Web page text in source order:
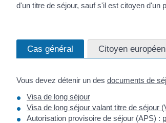
d'un titre de séjour, sauf s'il est citoyen d'un
Cas général Citoyen
Vous devez détenir un des documents de
Visa de long séjour
Visa de long séjour valant titre de séjour
Autorisation provisoire de séjour (APS) :